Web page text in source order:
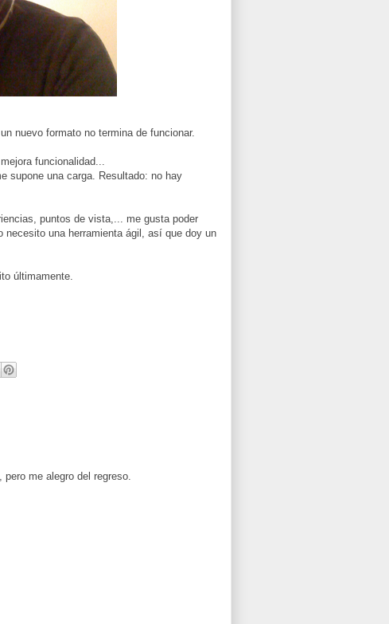
nuevo formato no termina de funcionar.
funcionalidad...
supone una carga. Resultado: no hay
puntos de vista,... me gusta poder
una herramienta ágil, así que doy un
últimamente.
me alegro del regreso.